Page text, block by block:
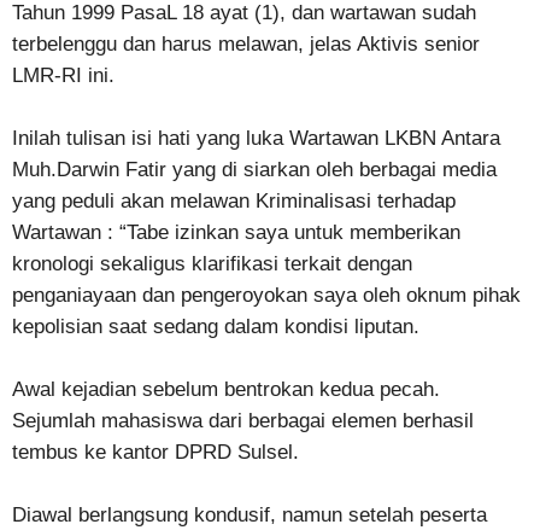
Tahun 1999 PasaL 18 ayat (1), dan wartawan sudah
terbelenggu dan harus melawan, jelas Aktivis senior
LMR-RI ini.
Inilah tulisan isi hati yang luka Wartawan LKBN Antara
Muh.Darwin Fatir yang di siarkan oleh berbagai media
yang peduli akan melawan Kriminalisasi terhadap
Wartawan : “Tabe izinkan saya untuk memberikan
kronologi sekaligus klarifikasi terkait dengan
penganiayaan dan pengeroyokan saya oleh oknum pihak
kepolisian saat sedang dalam kondisi liputan.
Awal kejadian sebelum bentrokan kedua pecah.
Sejumlah mahasiswa dari berbagai elemen berhasil
tembus ke kantor DPRD Sulsel.
Diawal berlangsung kondusif, namun setelah peserta